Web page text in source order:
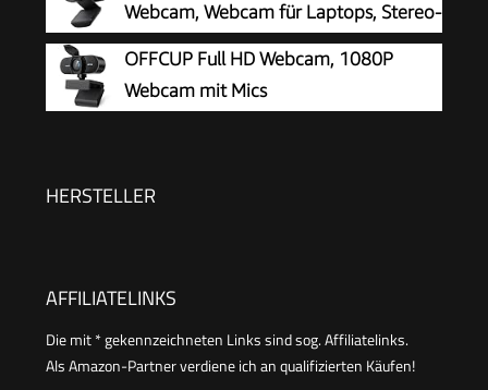
Webcam, Webcam für Laptops, Stereo-
Mikrofone
OFFCUP Full HD Webcam, 1080P
Webcam mit Mics
Live-Streaming Videoanruf Konferenz Online-
HERSTELLER
AFFILIATELINKS
Die mit * gekennzeichneten Links sind sog. Affiliatelinks.
Als Amazon-Partner verdiene ich an qualifizierten Käufen!